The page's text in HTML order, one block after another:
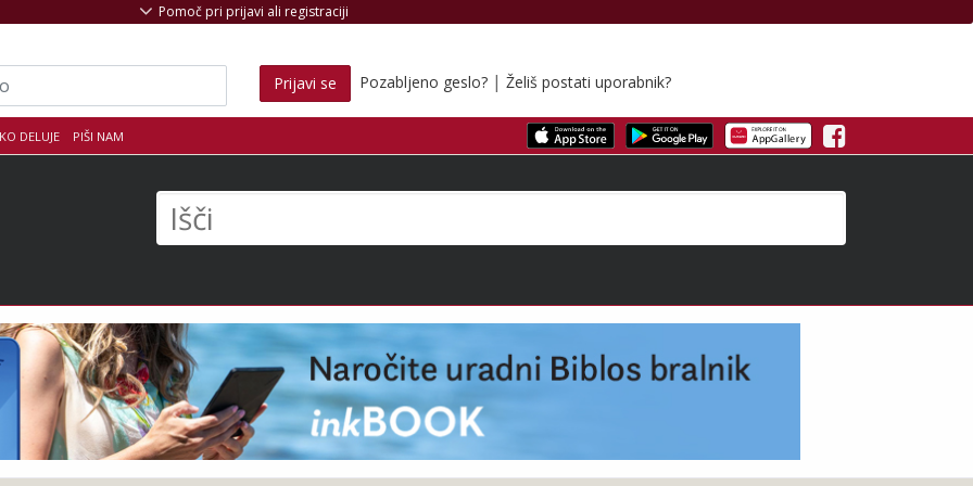
DELUJE PIŠI NAM Facebook
Pomoč pri prijavi ali registraciji
Prijavi se Pozabljeno geslo? | Želiš postati uporabnik?